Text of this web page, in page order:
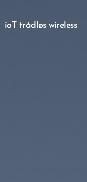
ioT trådløs wireless